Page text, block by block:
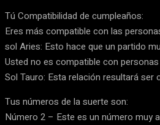
Tú Compatibilidad de cumpleaños:
Eres más compatible con las
sol Aries: Esto hace que un partido
Usted no es compatible con
Sol Tauro: Esta relación resultará ser
Tus números de la suerte son:
Número 2 – Este es un número muy